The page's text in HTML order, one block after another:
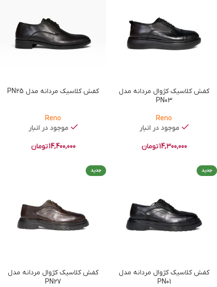
کفش کلاسیک کژوال مردانه مدل
PN03
Reno
موجود در انبار
14,300,000تومان
کفش کلاسیک مردانه مدل PN25
Reno
موجود در انبار
14,400,000تومان
جدید
کفش کلاسیک کژوال مردانه مدل
PN01
جدید
کفش کلاسیک کژوال مردانه مدل
PN27